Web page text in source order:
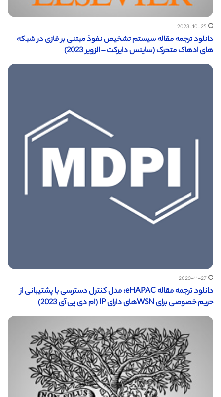
2023-10-25
دانلود ترجمه مقاله سیستم تشخیص نفوذ مبتنی بر فازی در شبکه
های ادهاک متحرک (ساینس دایرکت – الزویر 2023)
2023-11-27
دانلود ترجمه مقاله eHAPAC: مدل کنترل دسترسی با پشتیبانی از
حریم خصوصی برای WSNهای دارای IP (ام دی پی آی 2023)